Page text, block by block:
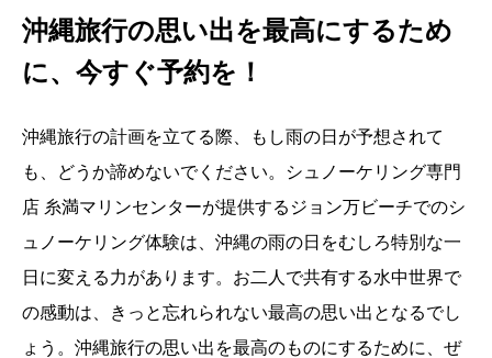
沖縄旅行の思い出を最高にするため
に、今すぐ予約を！
沖縄旅行の計画を立てる際、もし雨の日が予想されて
も、どうか諦めないでください。シュノーケリング専門
店 糸満マリンセンターが提供するジョン万ビーチでのシ
ュノーケリング体験は、沖縄の雨の日をむしろ特別な一
日に変える力があります。お二人で共有する水中世界で
の感動は、きっと忘れられない最高の思い出となるでし
ょう。沖縄旅行の思い出を最高のものにするために、ぜ